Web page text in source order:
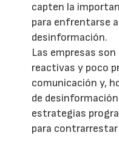
capten la
para enfrentarse
desinformación.
Las empresas
reactivas y poco
comunicación y,
de
estrategias
para